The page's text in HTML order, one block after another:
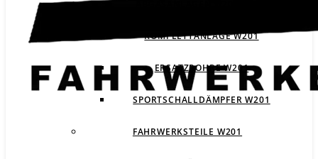
KOMPLETTANLAGE W201
ERSATZROHRE W201
SPORTSCHALLDÄMPFER W201
FAHRWERKSTEILE W201